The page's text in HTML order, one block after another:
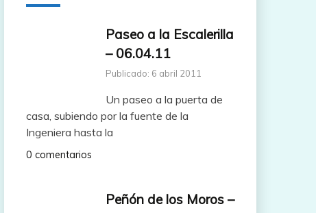
Paseo a la Escalerilla
– 06.04.11
Publicado: 6 abril 2011
Un paseo a la puerta de
casa, subiendo por la fuente de la
Ingeniera hasta la
0 comentarios
Peñón de los Moros –